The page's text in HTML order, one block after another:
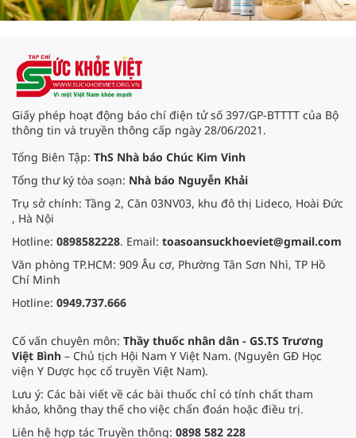
Giấy phép hoạt động báo chí điện tử số 397/GP-BTTTT của Bộ
thông tin và truyền thông cấp ngày 28/06/2021.
Tổng Biên Tập: ThS Nhà báo Chúc Kim Vinh
Tổng thư ký tòa soạn: Nhà báo Nguyễn Khải
Trụ sở chính: Tầng 2, Căn 03NV03, khu đô thị Lideco, Hoài Đức
, Hà Nội
Hotline: 0898582228. Email: toasoansuckhoeviet@gmail.com
Văn phòng TP.HCM: 909 Âu cơ, Phường Tân Sơn Nhì, TP Hồ
Chí Minh
Hotline: 0949.737.666
Cố vấn chuyên môn: Thầy thuốc nhân dân - GS.TS Trương
Việt Bình – Chủ tịch Hội Nam Y Việt Nam. (Nguyên GĐ Học
viện Y Dược học cổ truyền Việt Nam).
Lưu ý: Các bài viết về các bài thuốc chỉ có tính chất tham
khảo, không thay thế cho việc chẩn đoán hoặc điều trị.
Liên hệ hợp tác Truyền thông: 0898 582 228